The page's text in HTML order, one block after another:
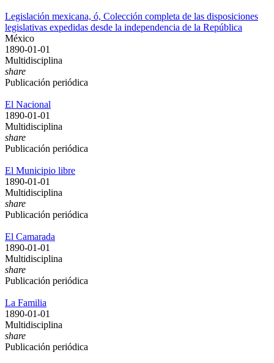
Legislación mexicana, ó, Colección completa de las disposiciones
legislativas expedidas desde la independencia de la República
México
1890-01-01
Multidisciplina
share
Publicación periódica
El Nacional
1890-01-01
Multidisciplina
share
Publicación periódica
El Municipio libre
1890-01-01
Multidisciplina
share
Publicación periódica
El Camarada
1890-01-01
Multidisciplina
share
Publicación periódica
La Familia
1890-01-01
Multidisciplina
share
Publicación periódica